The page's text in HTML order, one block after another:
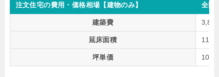
注文住宅の費用・価格相場【建物のみ】 全国
建築費
延床面積
坪単価